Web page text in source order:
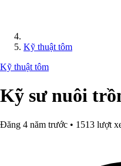
Kỹ thuật tôm
Kỹ thuật tôm
Kỹ sư nuôi
Đăng 4 năm trước • 1513 lượt